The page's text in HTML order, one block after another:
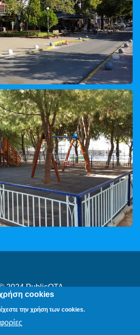
2024PublicOTA
|Cookies|Πολιτική Προστασίας
Δεδομένων
χρήση cookies
την χρήση των cookies.